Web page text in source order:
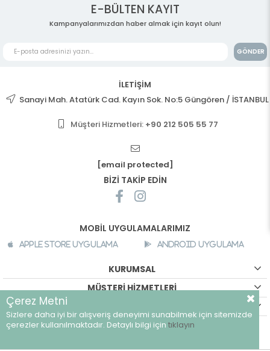
E-BÜLTEN KAYIT
Kampanyalarımızdan haber almak için kayıt olun!
GÖNDER
İLETİŞİM
Sanayi Mah. Atatürk Cad. Kayın Sok. No:5 Güngören / İSTANBUL
Müşteri Hizmetleri: +90 212 505 55 77
[email protected]
BİZİ TAKİP EDİN
MOBİL UYGULAMALARIMIZ
Apple Store Uygulama Android Uygulama
KURUMSAL
MÜŞTERİ HİZMETLERİ
©breeze.com.tr - Tüm hakları saklıdır.
Çerez Metni
Sizlere daha iyi bir alışveriş deneyimi sunabilmek için sitemizde
çerezler kullanılmaktadır. Detaylı bilgi için tıklayın